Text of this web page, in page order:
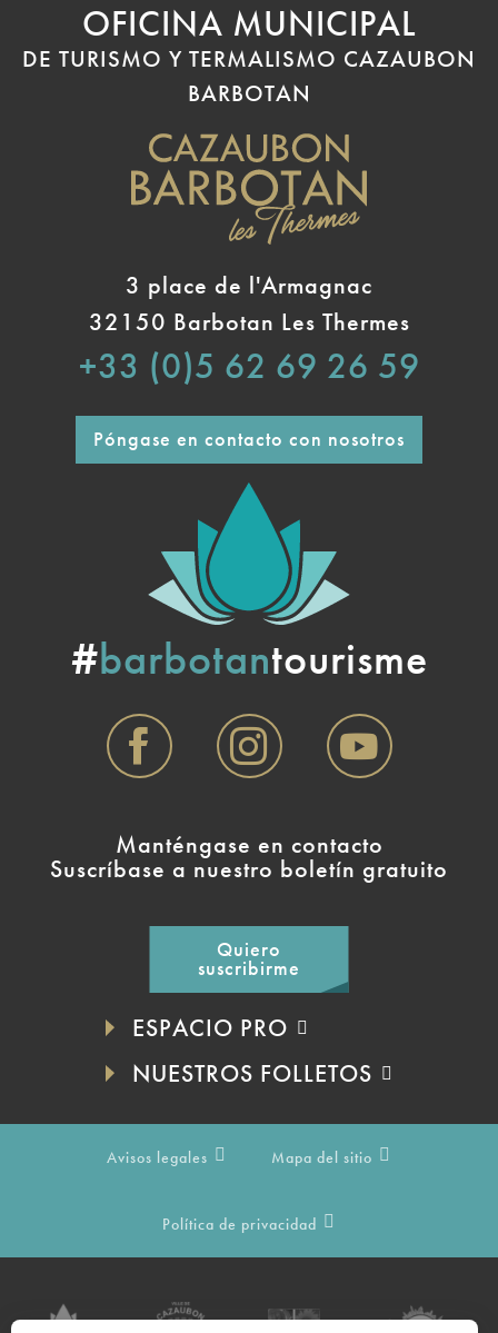
OFICINA MUNICIPAL
DE TURISMO Y TERMALISMO CAZAUBON
BARBOTAN
3 place de l'Armagnac
32150 Barbotan Les Thermes
+33 (0)5 62 69 26 59
Póngase en contacto con nosotros
#barbotantourisme
Manténgase en contacto
Suscríbase a nuestro boletín gratuito
Quiero
suscribirme
ESPACIO PRO
NUESTROS FOLLETOS
Avisos legales Mapa del sitio
Política de privacidad